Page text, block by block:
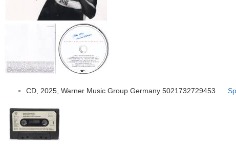
CD, 2025, Warner Music Group Germany 5021732729453